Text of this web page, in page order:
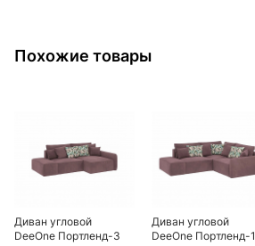
Похожие товары
Диван угловой
DeeOne Портленд-3
Диван угловой
DeeOne Портленд-1